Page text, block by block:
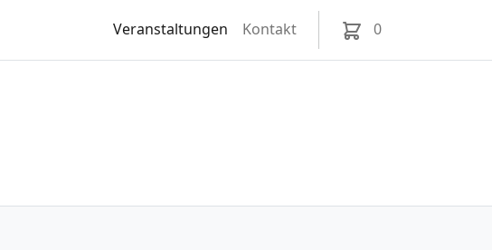
Veranstaltungen Kontakt 0